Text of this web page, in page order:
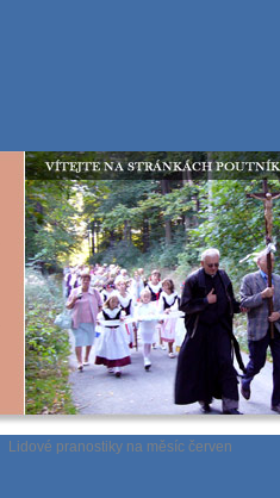
Lidové pranostiky na měsíc červen